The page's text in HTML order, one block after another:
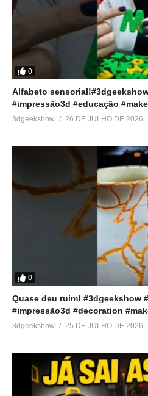
0
Alfabeto
#impressão3d #educação
3dgeekshow 26 DE JULHO DE 2026
0
Quase deu ruim! #3dgeekshow
#impressão3d #decoration
3dgeekshow 25 DE JULHO DE 2026